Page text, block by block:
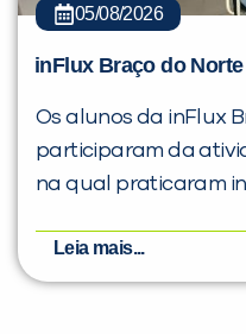
05/08/2026
inFlux Braço do
Os alunos da inFlux
participaram da
na qual praticaram
Leia mais...